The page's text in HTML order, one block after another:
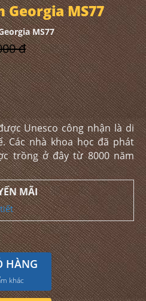
Georgia MS77
MS77
đ
Unesco công nhận là di
Các nhà khoa học đã phát
trồng ở đây từ 8000 năm
MÃI
HÀNG
khác